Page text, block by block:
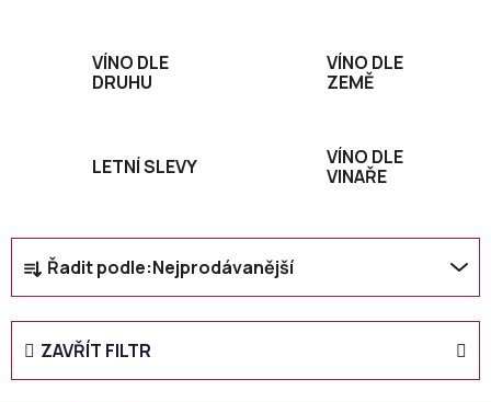
VÍNO DLE
DRUHU
VÍNO DLE
ZEMĚ
LETNÍ SLEVY
VÍNO DLE
VINAŘE
Ř
a
z
n
Řadit podle:Nejprodávanější
ZAVŘÍT FILTR